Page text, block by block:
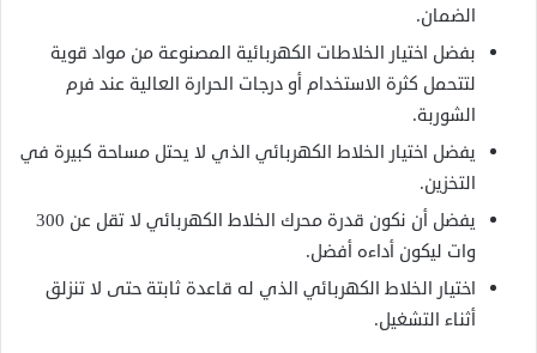
الضمان.
بفضل اختيار الخلاطات الكهربائية المصنوعة من مواد قوية
لتتحمل كثرة الاستخدام أو درجات الحرارة العالية عند فرم
الشوربة.
يفضل اختيار الخلاط الكهربائي الذي لا يحتل مساحة كبيرة في
التخزين.
يفضل أن نكون قدرة محرك الخلاط الكهربائي لا تقل عن 300
وات ليكون أداءه أفضل.
اختيار الخلاط الكهربائي الذي له قاعدة ثابتة حتى لا تنزلق
أثناء التشغيل.